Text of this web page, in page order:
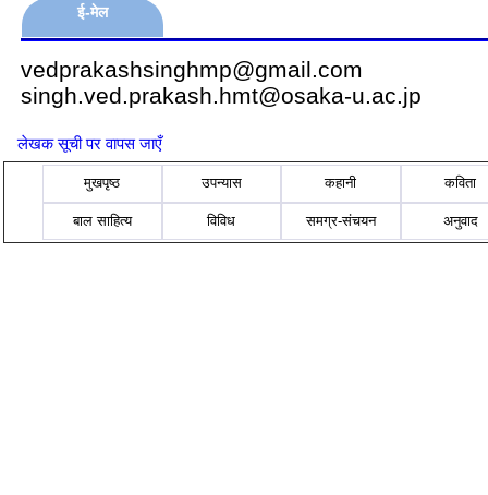
ई-मेल
vedprakashsinghmp@gmail.com
singh.ved.prakash.hmt@osaka-u.ac.jp
लेखक सूची पर वापस जाएँ
मुखपृष्ठ उपन्यास कहानी कविता
बाल साहित्य विविध समग्र-संचयन अनुवाद